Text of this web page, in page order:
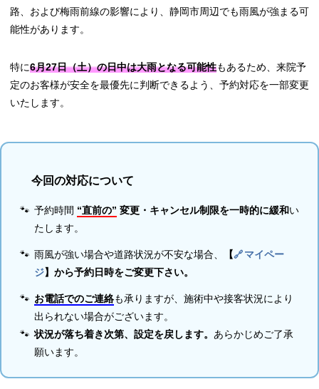
路、および梅雨前線の影響により、静岡市周辺でも雨風が強まる可
能性があります。
特に6月27日（土）の日中は大雨となる可能性もあるため、来院予
定のお客様が安全を最優先に判断できるよう、予約対応を一部変更
いたします。
今回の対応について
🐾 予約時間 “直前の” 変更・キャンセル制限を一時的に緩和い
たします。
🐾 雨風が強い場合や道路状況が不安な場合、 【
マイペー
ジ】から予約日時をご変更下さい。
🐾 お電話でのご連絡も承りますが、施術中や接客状況により
出られない場合がございます。
🐾 状況が落ち着き次第、設定を戻します。 あらかじめご了承
願います。